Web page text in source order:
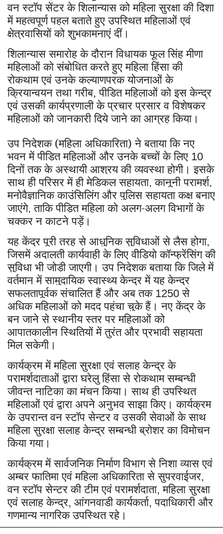
वन स्टॉप सेंटर के शिलान्यास को महिला सुरक्षा की दिशा
में महत्वपूर्ण पहल बताते हुए उपस्थित महिलाओं एवं
क्षेत्रवासियों को शुभकामनाएं दीं।
शिलान्यास समारोह के दौरान विधायक फूल सिंह मीणा
महिलाओं को संबोधित करते हुए महिला हिंसा की
रोकथाम एवं उनके कल्याणपरक योजनाओं के
क्रियान्वयन तथा गरीब,पीडित महिलाओं को इस केन्द्र
एवं उसकी कार्यप्रणाली के प्रचार प्रसार व विशेषकर
महिलाओं को जानकारी दिये जाने का आग्रह किया।
उप निदेशक (महिला अधिकारिता) ने बताया कि नए
भवन में पीड़ित महिलाओं और उनके बच्चों के लिए 10
दिनों तक के अस्थायी आश्रय की व्यवस्था होगी। इसके
साथ ही परिसर में ही मेडिकल सहायता,कानूनी परामर्श,
मनोवैज्ञानिक काउंसिलिंग और पुलिस सहायता कक्ष बनाए
जाएंगे,ताकि पीड़ित महिला को अलग-अलग विभागों के
चक्कर न काटने पड़ें।
यह केंद्र पूरी तरह से आधुनिक सुविधाओं से लैस होगा,
जिसमें अदालती कार्यवाही के लिए वीडियो कॉन्फ्रेंसिंग की
सुविधा भी जोड़ी जाएगी। उप निदेशक बताया कि जिले में
वर्तमान में सामुदायिक स्वास्थ्य केन्द्र में यह केन्द्र
सफलतापूर्वक संचालित हैं और अब तक 1250से
अधिक महिलाओं को मदद पहुंचा चुके हैं। नए केंद्र के
बन जाने से स्थानीय स्तर पर महिलाओं को
आपातकालीन स्थितियों में तुरंत और प्रभावी सहायता
मिल सकेगी।
कार्यक्रम में महिला सुरक्षा एवं सलाह केन्द्र के
परामर्शदाताओं द्वारा घरेलु हिंसा से रोकथाम सम्बन्धी
जीवन्त नाटिका का मंचन किया। साथ ही उपस्थित
महिलाओं एवं द्वारा अपने अनुभव साझा किए। कार्यक्रम
के उपरान्त वन स्टॉप सेन्टर व उसकी सेवाओं के साथ
महिला सुरक्षा सलाह केन्द्र सम्बन्धी ब्रोशर का विमोचन
किया गया।
कार्यक्रम में सार्वजनिक निर्माण विभाग से निशा व्यास एवं
अम्बर फातिमा एवं महिला अधिकारिता से सुपरवाईजर,
वन स्टॉप सेन्टर की टीम एवं परामर्शदाता,महिला सुरक्षा
एवं सलाह केन्द्र, आंगनवाडी कार्यकर्ता,पदाधिकारी और
गणमान्य नागरिक उपस्थित रहे।